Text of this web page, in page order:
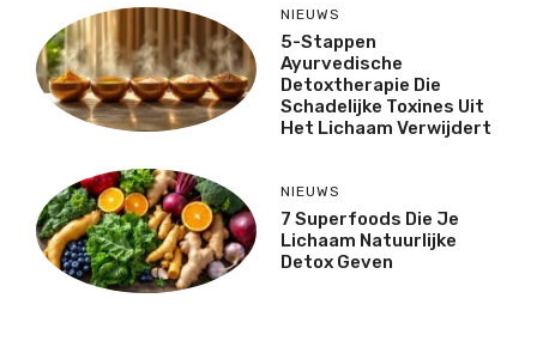
NIEUWS
5-Stappen
Ayurvedische
Detoxtherapie Die
Schadelijke Toxines Uit
Het Lichaam Verwijdert
NIEUWS
7 Superfoods Die Je
Lichaam Natuurlijke
Detox Geven